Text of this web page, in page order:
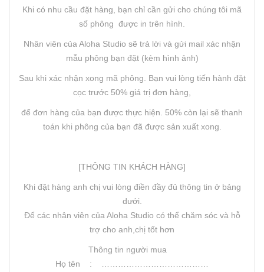
Khi có nhu cầu đặt hàng, bạn chỉ cần gửi cho chúng tôi mã
số phông được in trên hình.
Nhân viên của Aloha Studio sẽ trả lời và gửi mail xác nhận
mẫu phông bạn đặt (kèm hình ảnh)
Sau khi xác nhận xong mã phông. Bạn vui lòng tiến hành đặt
cọc trước 50% giá trị đơn hàng,
để đơn hàng của bạn được thực hiện. 50% còn lại sẽ thanh
toán khi phông của bạn đã được sản xuất xong.
[THÔNG TIN KHÁCH HÀNG]
Khi đặt hàng anh chị vui lòng điền đầy đủ thông tin ở bảng
dưới.
Để các nhân viên của Aloha Studio có thể chăm sóc và hỗ
trợ cho anh,chị tốt hơn
Thông tin người mua
Họ tên : …………………………………